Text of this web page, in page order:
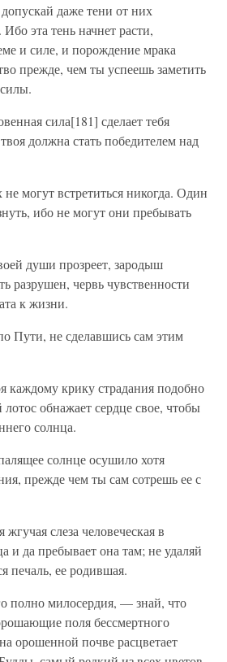
даже тени от них
эта тень начнет расти,
и силе, и порождение мрака
прежде, чем ты успеешь заметить
сила[181] сделает тебя
должна стать победителем над
могут встретиться никогда. Один
ибо не могут они пребывать
души прозреет, зародыш
разрушен, червь чувственности
к жизни.
Пути, не сделавшись сам этим
каждому крику страдания подобно
обнажает сердце свое, чтобы
солнца.
солнце осушило хотя
прежде чем ты сам сотрешь ее с
слеза человеческая в
и да пребывает она там; не удаляй
печаль, ее родившая.
полно милосердия, — знай, что
поля бессмертного
орошенной почве расцветает